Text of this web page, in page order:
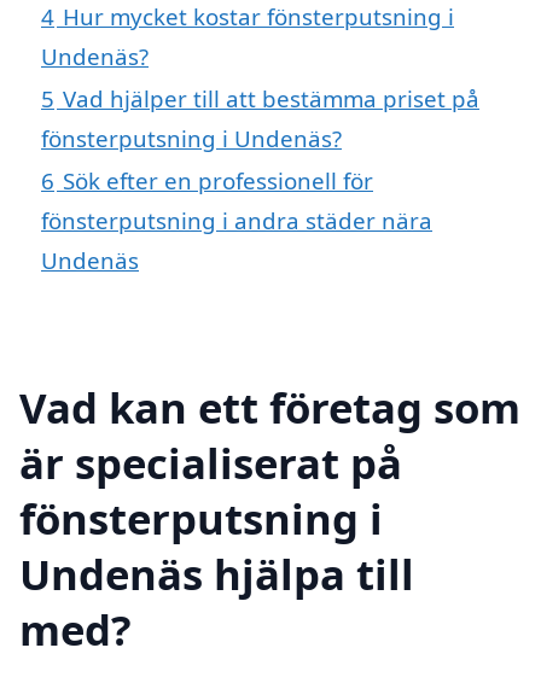
4 Hur mycket kostar fönsterputsning i
Undenäs?
5 Vad hjälper till att bestämma priset på
fönsterputsning i Undenäs?
6 Sök efter en professionell för
fönsterputsning i andra städer nära
Undenäs
Vad kan ett företag som
är specialiserat på
fönsterputsning i
Undenäs hjälpa till
med?